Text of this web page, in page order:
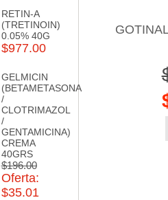
RETIN-A
(TRETINOIN)
0.05% 40G
$977.00
GELMICIN
(BETAMETASONA
/
CLOTRIMAZOL
/
GENTAMICINA)
CREMA
40GRS
$196.00
Oferta:
$35.01